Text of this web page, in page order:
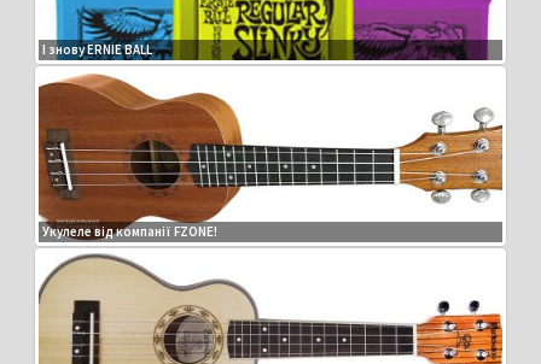
І знову ERNIE BALL
Укулеле від компанії FZONE!